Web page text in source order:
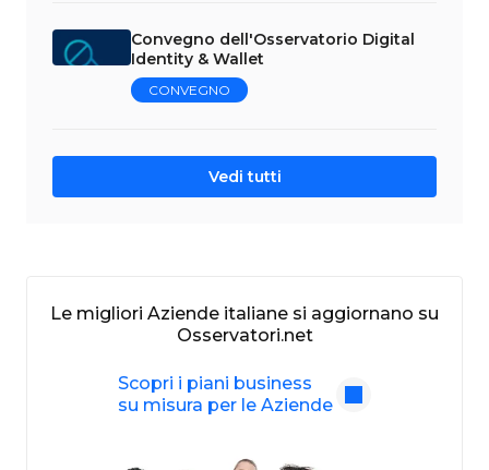
Convegno dell'Osservatorio Digital
Identity & Wallet
CONVEGNO
Vedi tutti
Le migliori Aziende italiane si aggiornano su
Osservatori.net
Scopri i piani business
su misura per le Aziende